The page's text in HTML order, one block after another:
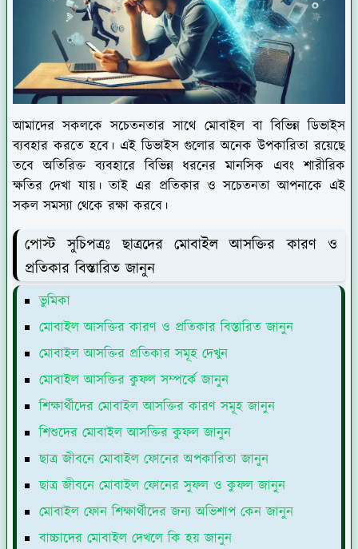
আমাদের সকলকে সচেতনতার সাথে মোবাইল বা বিভিন্ন ডিভাইস
ব্যবহার করতে হবে। এই ডিভাইস গুলোর অনেক উপকারিতা রয়েছে
তবে অতিরিক্ত ব্যবহারে বিভিন্ন ধরনের মানসিক এবং শারীরিক
ক্ষতির দেখা যায়। তাই এর প্রতিকার ও সচেতনতা আপনাকে এই
সকল সমস্যা থেকে রক্ষা করবে।
পোস্ট সুচিপত্রঃ ছাত্রদের মোবাইল আসক্তির কারণ ও
প্রতিকার বিস্তারিত জানুন
ভুমিকা
মোবাইল আসক্তির কারণ ও প্রতিকার বিস্তারিত জানুন
মোবাইল আসক্তির প্রতিকার সমূহ দেখুন
মোবাইল আসক্তির কুফল সম্পর্কে জানুন
শিক্ষার্থীদের মোবাইল আসক্তির কারণ সমূহ জানুন
শিশুদের মোবাইল আসক্তির কুফল জানুন
ছাত্র জীবনে মোবাইল ফোনের অপকারিতা জানুন
ছাত্র জীবনে মোবাইল ফোনের সুফল ও কুফল জানুন
মোবাইল ফোন শিক্ষার্থীদের জন্য অভিশাপ কেন জানুন
বাচ্চাদের মোবাইল দেখলে কি হয় জানুন